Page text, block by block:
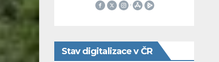
Stav digitalizace v ČR